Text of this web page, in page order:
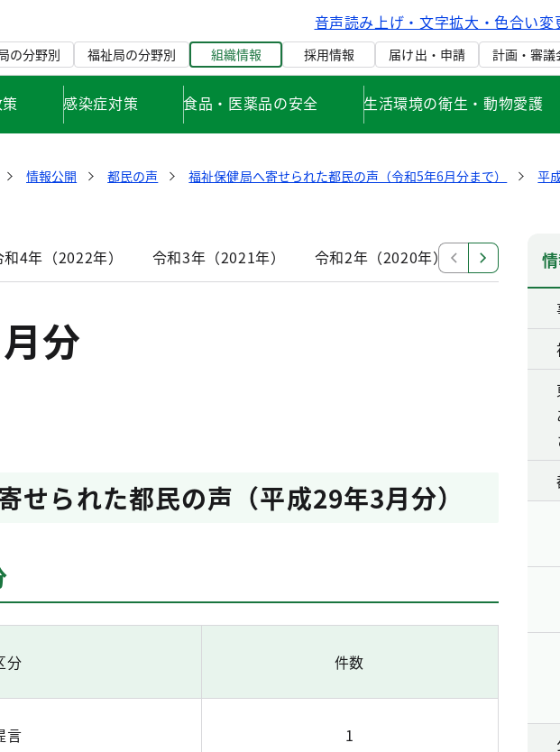
音声読み上げ・文字拡大・色合い変
の分野別 福祉局の分野別 組織情報 採用情報 届け出・申請 計画・審議
感染症対策 食品・医薬品の安全 生活環境の衛生・動物愛護
情報公開 都民の声 福祉保健局へ寄せられた都民の声（令和5年6月分まで） 平
4年（2022年） 令和3年（2021年） 令和2年（2020年） 平成31年（
分
せられた都民の声（平成29年3月分）
分 件数
言 1